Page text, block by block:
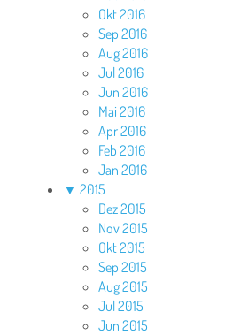
Okt 2016
Sep 2016
Aug 2016
Jul 2016
Jun 2016
Mai 2016
Apr 2016
Feb 2016
Jan 2016
▼ 2015
Dez 2015
Nov 2015
Okt 2015
Sep 2015
Aug 2015
Jul 2015
Jun 2015